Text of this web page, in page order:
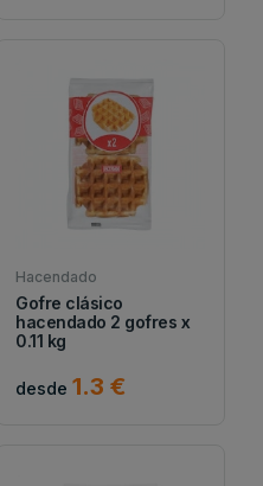
Hacendado
Gofre clásico
hacendado 2 gofres x
0.11 kg
desde 1.3 €